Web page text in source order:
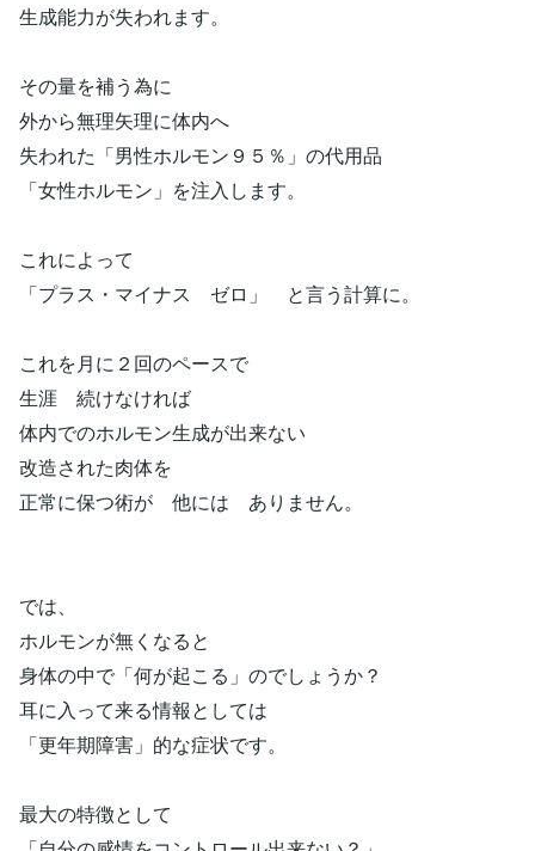
生成能力が失われます。
その量を補う為に
外から無理矢理に体内へ
失われた「男性ホルモン９５％」の代用品
「女性ホルモン」を注入します。
これによって
「プラス・マイナス ゼロ」 と言う計算に。
これを月に２回のペースで
生涯 続けなければ
体内でのホルモン生成が出来ない
改造された肉体を
正常に保つ術が 他には ありません。
では、
ホルモンが無くなると
身体の中で「何が起こる」のでしょうか？
耳に入って来る情報としては
「更年期障害」的な症状です。
最大の特徴として